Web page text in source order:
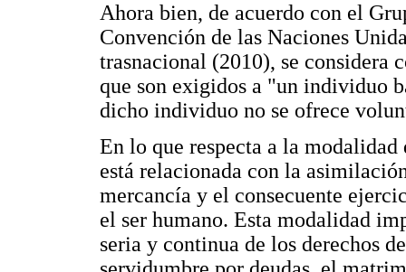
Ahora bien, de acuerdo con el
Convención de las Naciones
trasnacional (2010), se considera
que son exigidos a "un individuo
dicho individuo no se ofrece
En lo que respecta a la modalidad
está relacionada con la
mercancía y el consecuente
el ser humano. Esta modalidad
seria y continua de los derechos